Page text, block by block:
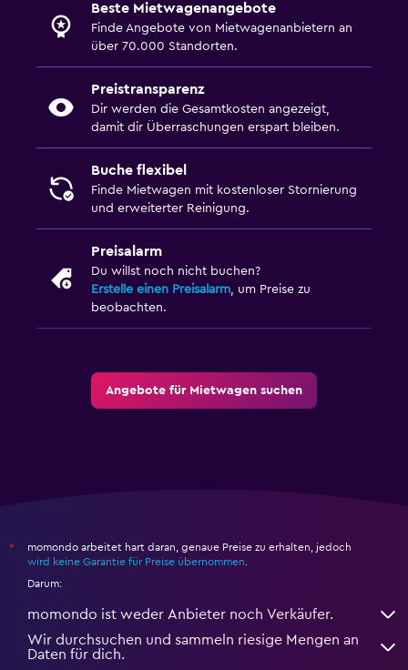
Beste Mietwagenangebote
Finde Angebote von Mietwagenanbietern an
über 70.000 Standorten.
Preistransparenz
Dir werden die Gesamtkosten angezeigt,
damit dir Überraschungen erspart bleiben.
Buche flexibel
Finde Mietwagen mit kostenloser Stornierung
und erweiterter Reinigung.
Preisalarm
Du willst noch nicht buchen?
Erstelle einen Preisalarm, um Preise zu
beobachten.
Angebote für Mietwagen suchen
*
momondo arbeitet hart daran, genaue Preise zu erhalten, jedoch
wird keine Garantie für Preise übernommen.
Darum:
momondo ist weder Anbieter noch Verkäufer.
Wir durchsuchen und sammeln riesige Mengen an
Daten für dich.